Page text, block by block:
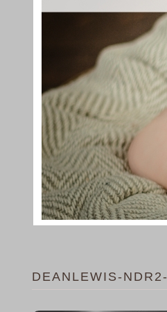
DEANLEWIS-